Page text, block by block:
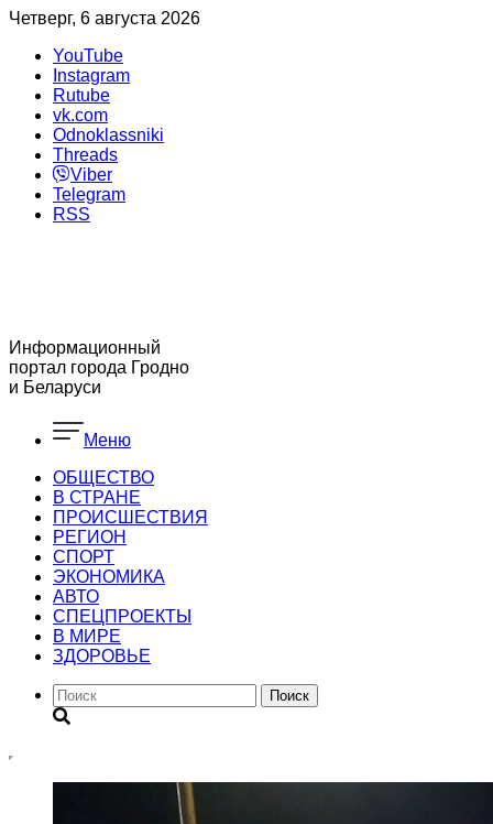
Четверг, 6 августа 2026
YouTube
Instagram
Rutube
vk.com
Odnoklassniki
Threads
Viber
Telegram
RSS
Информационный
портал города Гродно
и Беларуси
Меню
ОБЩЕСТВО
В СТРАНЕ
ПРОИСШЕСТВИЯ
РЕГИОН
CПОРТ
ЭКОНОМИКА
АВТО
СПЕЦПРОЕКТЫ
В МИРЕ
ЗДОРОВЬЕ
Поиск